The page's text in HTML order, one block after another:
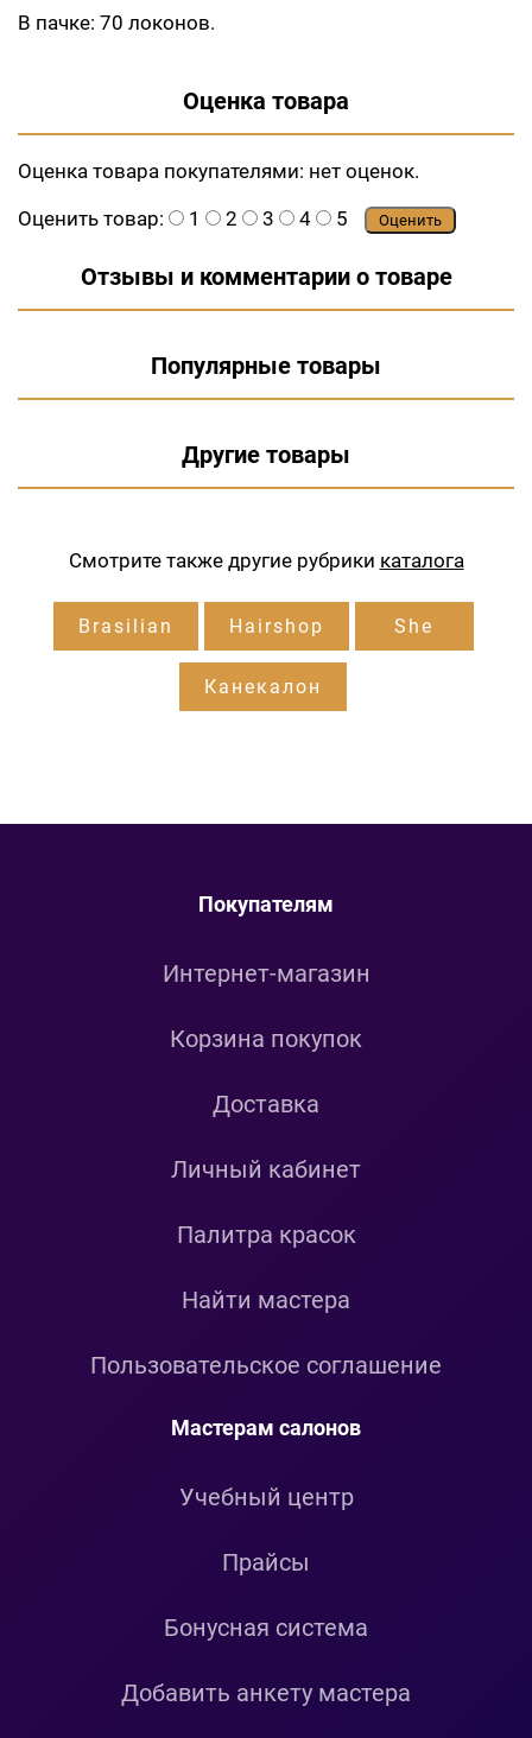
В пачке: 70 локонов.
Оценка товара
Оценка товара покупателями: нет оценок.
Оценить товар:
1 2 3 4 5 Оценить
Отзывы и комментарии о товаре
Популярные товары
Другие товары
Смотрите также другие рубрики каталога
Brasilian Hairshop She
Канекалон
Покупателям
Интернет-магазин
Корзина покупок
Доставка
Личный кабинет
Палитра красок
Найти мастера
Пользовательское соглашение
Мастерам салонов
Учебный центр
Прайсы
Бонусная система
Добавить анкету мастера